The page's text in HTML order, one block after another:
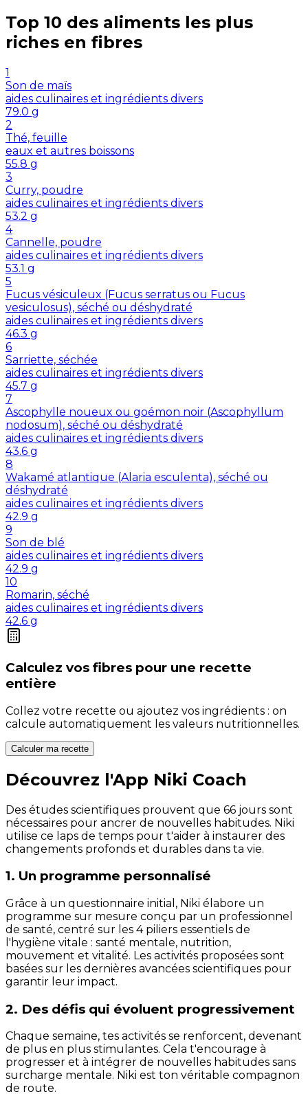
Top 10 des aliments les plus
riches en fibres
1
Son de maïs
aides culinaires et ingrédients divers
79.0 g
2
Thé, feuille
eaux et autres boissons
55.8 g
3
Curry, poudre
aides culinaires et ingrédients divers
53.2 g
4
Cannelle, poudre
aides culinaires et ingrédients divers
53.1 g
5
Fucus vésiculeux (Fucus serratus ou Fucus
vesiculosus), séché ou déshydraté
aides culinaires et ingrédients divers
46.3 g
6
Sarriette, séchée
aides culinaires et ingrédients divers
45.7 g
7
Ascophylle noueux ou goémon noir (Ascophyllum
nodosum), séché ou déshydraté
aides culinaires et ingrédients divers
43.6 g
8
Wakamé atlantique (Alaria esculenta), séché ou
déshydraté
aides culinaires et ingrédients divers
42.9 g
9
Son de blé
aides culinaires et ingrédients divers
42.9 g
10
Romarin, séché
aides culinaires et ingrédients divers
42.6 g
Calculez vos fibres pour une recette
entière
Collez votre recette ou ajoutez vos ingrédients : on
calcule automatiquement les valeurs nutritionnelles.
Calculer ma recette
Découvrez l'App Niki Coach
Des études scientifiques prouvent que 66 jours sont
nécessaires pour ancrer de nouvelles habitudes. Niki
utilise ce laps de temps pour t'aider à instaurer des
changements profonds et durables dans ta vie.
1. Un programme personnalisé
Grâce à un questionnaire initial, Niki élabore un
programme sur mesure conçu par un professionnel
de santé, centré sur les 4 piliers essentiels de
l'hygiène vitale : santé mentale, nutrition,
mouvement et vitalité. Les activités proposées sont
basées sur les dernières avancées scientifiques pour
garantir leur impact.
2. Des défis qui évoluent progressivement
Chaque semaine, tes activités se renforcent, devenant
de plus en plus stimulantes. Cela t'encourage à
progresser et à intégrer de nouvelles habitudes sans
surcharge mentale. Niki est ton véritable compagnon
de route.